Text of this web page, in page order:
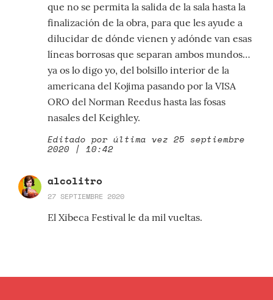
que no se permita la salida de la sala hasta la
finalización de la obra, para que les ayude a
dilucidar de dónde vienen y adónde van esas
líneas borrosas que separan ambos mundos…
ya os lo digo yo, del bolsillo interior de la
americana del Kojima pasando por la VISA
ORO del Norman Reedus hasta las fosas
nasales del Keighley.
Editado por última vez 25 septiembre
2020 | 10:42
alcolitro
27 SEPTIEMBRE 2020
El Xibeca Festival le da mil vueltas.